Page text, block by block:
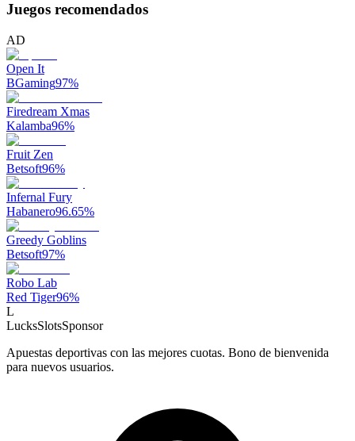
Juegos recomendados
AD
Open It
BGaming97%
Firedream Xmas
Kalamba96%
Fruit Zen
Betsoft96%
Infernal Fury
Habanero96.65%
Greedy Goblins
Betsoft97%
Robo Lab
Red Tiger96%
L
LucksSlotsSponsor
Apuestas deportivas con las mejores cuotas. Bono de bienvenida
para nuevos usuarios.